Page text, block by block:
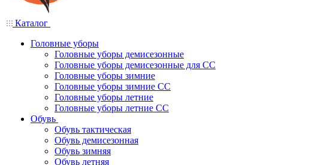
Каталог
Головные уборы
Головные уборы демисезонные
Головные уборы демисезонные для СС
Головные уборы зимние
Головные уборы зимние СС
Головные уборы летние
Головные уборы летние СС
Обувь
Обувь тактическая
Обувь демисезонная
Обувь зимняя
Обувь летняя